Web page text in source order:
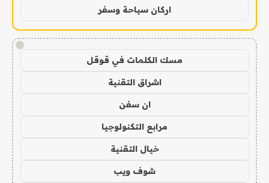
اركان سياحة وسفر
!
مسك الكلمات في قوقل
اشراق التقنية
ان سفن
مرابع التكنولوجيا
خيال التقنية
شوف ويب